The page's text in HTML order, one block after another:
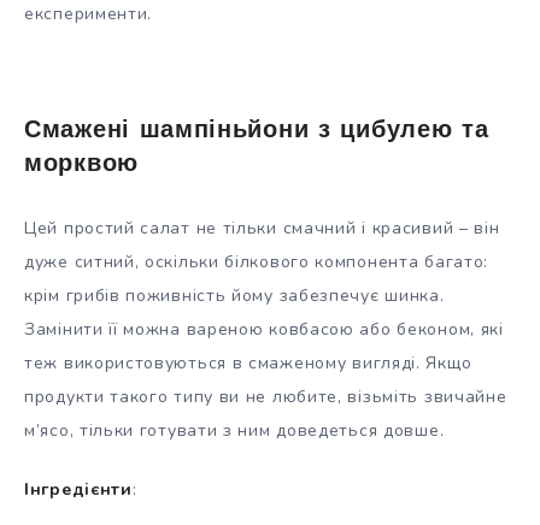
експерименти.
Смажені шампіньйони з цибулею та
морквою
Цей простий салат не тільки смачний і красивий – він
дуже ситний, оскільки білкового компонента багато:
крім грибів поживність йому забезпечує шинка.
Замінити її можна вареною ковбасою або беконом, які
теж використовуються в смаженому вигляді. Якщо
продукти такого типу ви не любите, візьміть звичайне
м’ясо, тільки готувати з ним доведеться довше.
Інгредієнти: